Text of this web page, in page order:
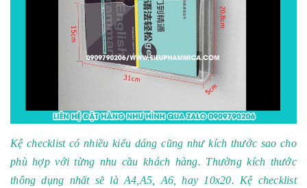
Kệ checklistcó nhiều kiểu dáng cũng như kích thước sao cho
phù hợp với từng nhu cầu khách hàng. Thường kích thước
thông dụng nhất sẽ là A4,A5, A6, hay 10x20. Kệ checklist